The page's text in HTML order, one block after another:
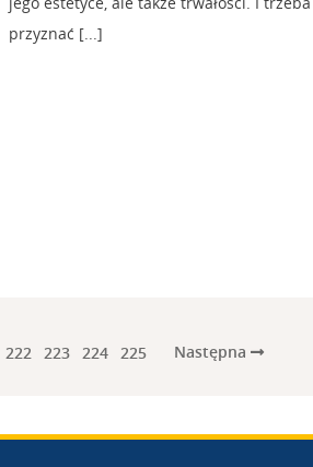
przyznać [...]
222 223 224 225 Następna